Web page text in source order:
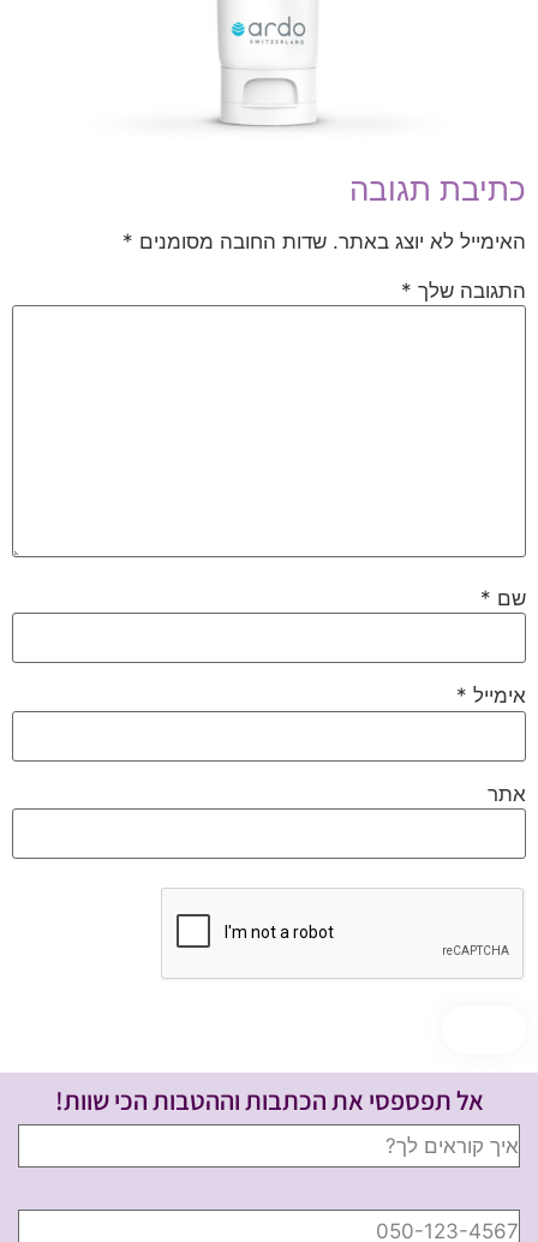
כתיבת תגובה
האימייל לא יוצג באתר. שדות החובה מסומנים *
התגובה שלך *
שם *
אימייל *
אתר
אל תפספסי את הכתבות וההטבות הכי שוות!